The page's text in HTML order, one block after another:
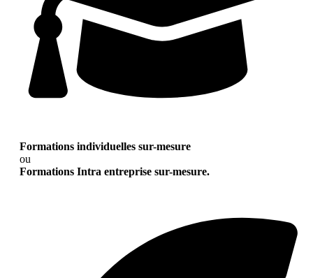
Formations individuelles sur-mesure
ou
Formations Intra entreprise sur-mesure.